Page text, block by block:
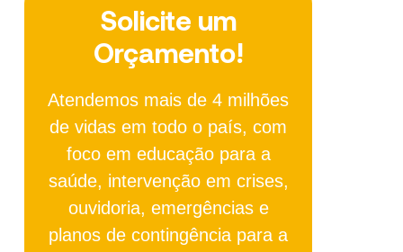
Solicite um
Orçamento!
Atendemos mais de 4 milhões
de vidas em todo o país, com
foco em educação para a
saúde, intervenção em crises,
ouvidoria, emergências e
planos de contingência para a